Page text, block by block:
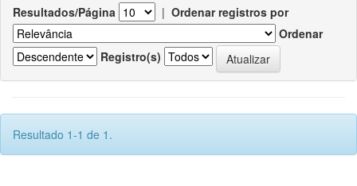
Resultados/Página | Ordenar registros por
Ordenar
Registro(s)
Resultado 1-1 de 1.